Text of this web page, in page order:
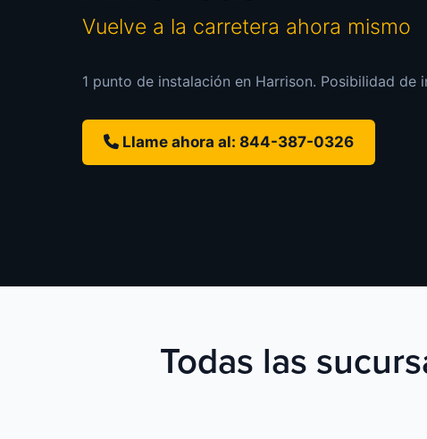
Vuelve a la carretera ahora mismo
1 punto de instalación en Harrison. Posibilidad de
Llame ahora al: 844-387-0326
Todas las